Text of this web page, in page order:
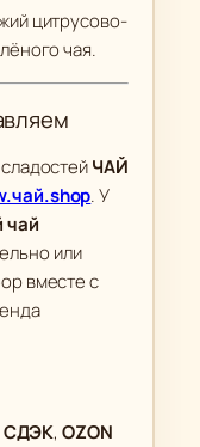
цитрусово-
чая.
ЧАЙ
. У
чай
или
вместе с
СДЭК,OZON